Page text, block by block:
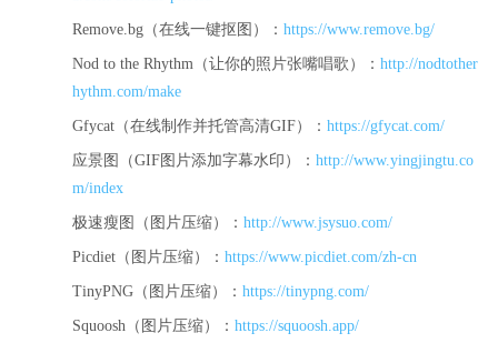
Remove.bg（在线一键抠图）： https://www.remove.bg/
Nod to the Rhythm（让你的照片张嘴唱歌）： http://nodtother
hythm.com/make
Gfycat（在线制作并托管高清GIF）： https://gfycat.com/
应景图（GIF图片添加字幕水印）： http://www.yingjingtu.co
m/index
极速瘦图（图片压缩）： http://www.jsysuo.com/
Picdiet（图片压缩）： https://www.picdiet.com/zh-cn
TinyPNG（图片压缩）： https://tinypng.com/
Squoosh（图片压缩）： https://squoosh.app/